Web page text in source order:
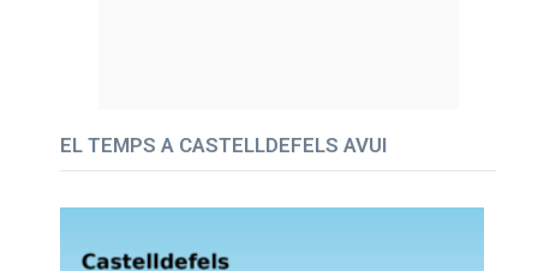
EL TEMPS A CASTELLDEFELS AVUI